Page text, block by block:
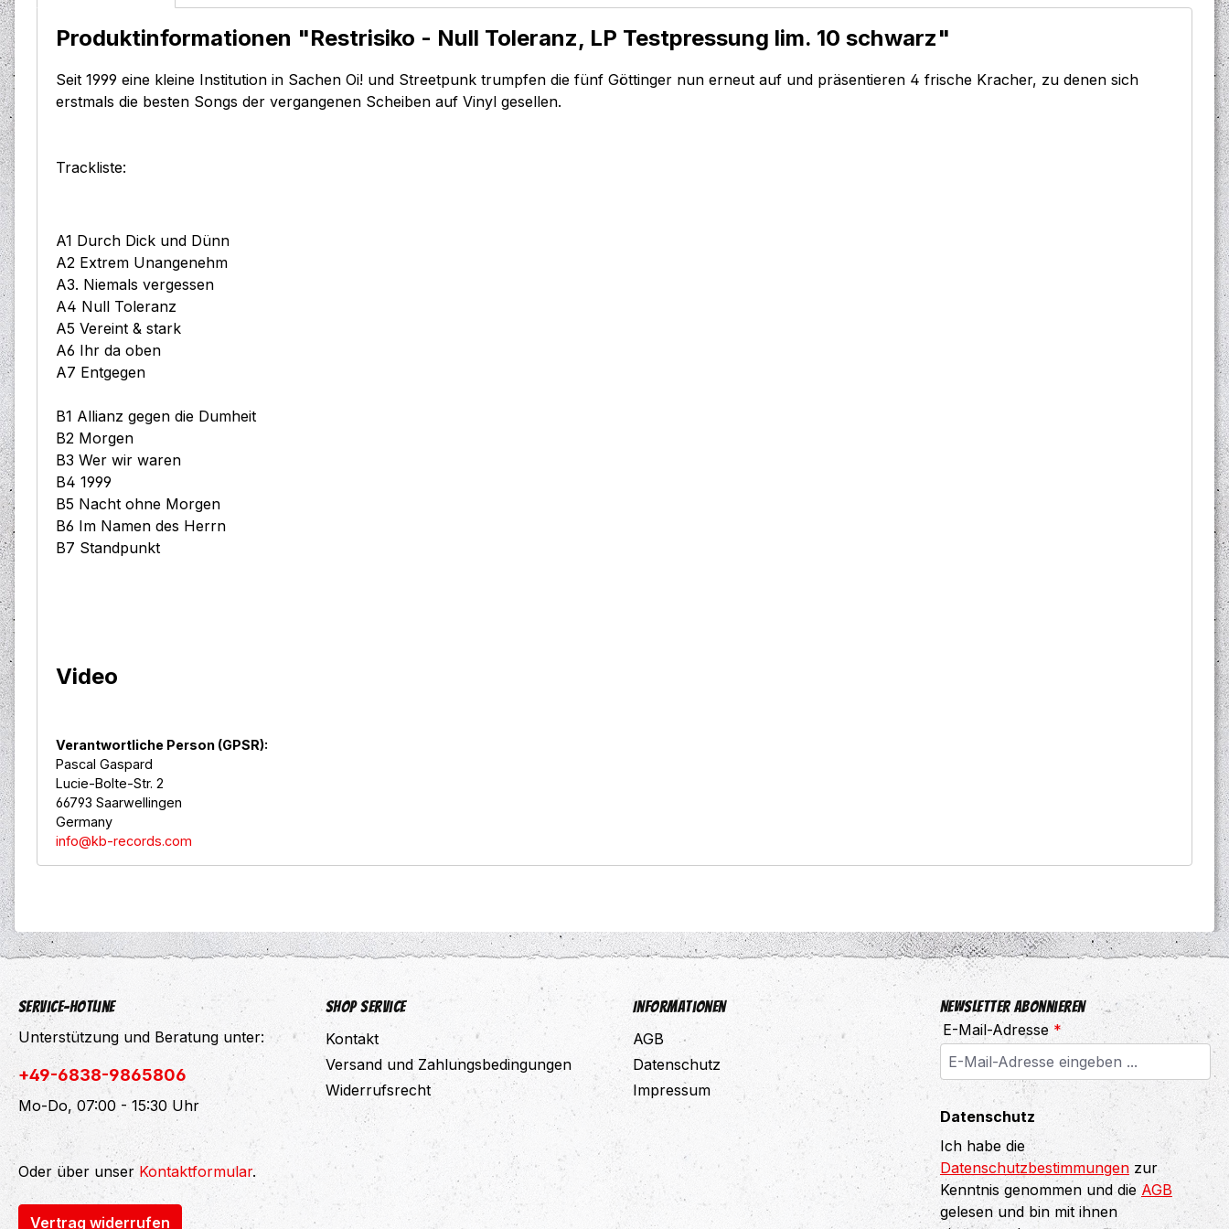
Produktinformationen "Restrisiko - Null Toleranz, LP Testpressung lim. 10 schwarz"
Seit 1999 eine kleine Institution in Sachen Oi! und Streetpunk trumpfen die fünf Göttinger nun erneut auf und präsentieren 4 frische Kracher, zu denen sich
erstmals die besten Songs der vergangenen Scheiben auf Vinyl gesellen.
Trackliste:
A1 Durch Dick und Dünn
A2 Extrem Unangenehm
A3. Niemals vergessen
A4 Null Toleranz
A5 Vereint & stark
A6 Ihr da oben
A7 Entgegen
B1 Allianz gegen die Dumheit
B2 Morgen
B3 Wer wir waren
B4 1999
B5 Nacht ohne Morgen
B6 Im Namen des Herrn
B7 Standpunkt
Video
Verantwortliche Person (GPSR):
Pascal Gaspard
Lucie-Bolte-Str. 2
66793 Saarwellingen
Germany
info@kb-records.com
Service-Hotline
Unterstützung und Beratung unter:
+49-6838-9865806
Mo-Do, 07:00 - 15:30 Uhr
Oder über unser Kontaktformular.
Vertrag widerrufen
Shop Service
Kontakt
Versand und Zahlungsbedingungen
Widerrufsrecht
Informationen
AGB
Datenschutz
Impressum
Newsletter abonnieren
E-Mail-Adresse *
Datenschutz
Ich habe die
Datenschutzbestimmungen zur
Kenntnis genommen und die AGB
gelesen und bin mit ihnen